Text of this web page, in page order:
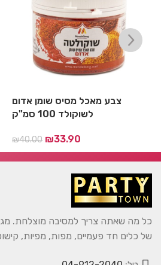
צבע מאכל מסיס שומן אדום
לשוקולד 100 סמ"ק
₪40.00 ₪33.90
כל מה שאתה צריך למסיבה מוצלחת.
של כלים חד פעמיים, מפות, מפיות,